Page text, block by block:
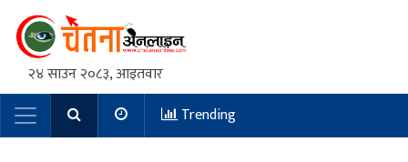
२४ साउन २०८३, आइतवार
Main NavigationTrending